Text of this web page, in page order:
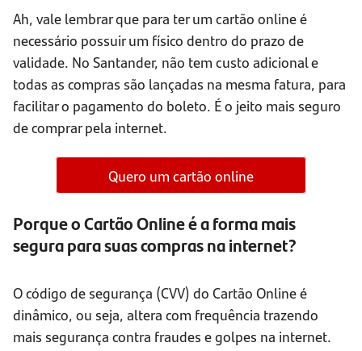
Ah, vale lembrar que para ter um cartão online é
necessário possuir um físico dentro do prazo de
validade. No Santander, não tem custo adicional e
todas as compras são lançadas na mesma fatura, para
facilitar o pagamento do boleto. É o jeito mais seguro
de comprar pela internet.
Quero um cartão online
Porque o Cartão Online é a forma mais
segura para suas compras na internet?
O código de segurança (CVV) do Cartão Online é
dinâmico, ou seja, altera com frequência trazendo
mais segurança contra fraudes e golpes na internet.